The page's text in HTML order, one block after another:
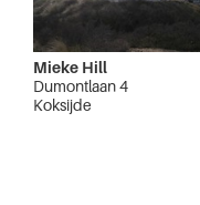
Mieke Hill
Dumontlaan 4
Koksijde